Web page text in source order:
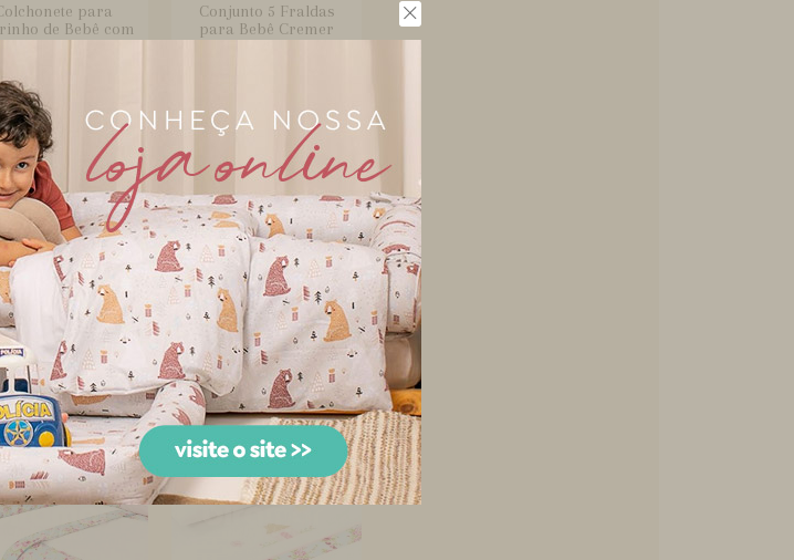
para
de Bebê com
Fronha M...
Conjunto 5 Fraldas
para Bebê Cremer
Luxo Cata...
para Quarto
Bebê com Forro
Catarin...
Kit Enxoval de Berço
Catarina Turquesa 10
Peç...